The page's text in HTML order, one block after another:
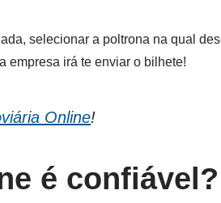
selecionar a poltrona na qual
empresa irá te enviar o bilhete!
Online!
é confiável?